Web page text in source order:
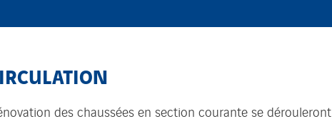
des chaussées en section courante se dérouleront